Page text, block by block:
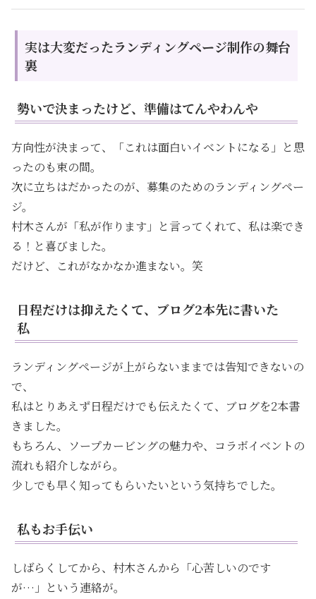
実は大変だったランディングページ制作の舞台
裏
勢いで決まったけど、準備はてんやわんや
方向性が決まって、「これは面白いイベントになる」と思
ったのも束の間。
次に立ちはだかったのが、募集のためのランディングペー
ジ。
村木さんが「私が作ります」と言ってくれて、私は楽でき
る！と喜びました。
だけど、これがなかなか進まない。笑
日程だけは抑えたくて、ブログ2本先に書いた
私
ランディングページが上がらないままでは告知できないの
で、
私はとりあえず日程だけでも伝えたくて、ブログを2本書
きました。
もちろん、ソープカービングの魅力や、コラボイベントの
流れも紹介しながら。
少しでも早く知ってもらいたいという気持ちでした。
私もお手伝い
しばらくしてから、村木さんから「心苦しいのです
が…」という連絡が。